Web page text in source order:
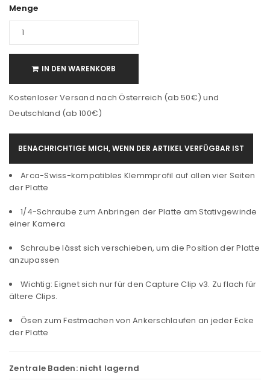
Menge
IN DEN WARENKORB
Kostenloser Versand nach Österreich (ab 50€) und
Deutschland (ab 100€)
BENACHRICHTIGE MICH, WENN DER ARTIKEL VERFÜGBAR IST
Arca-Swiss-kompatibles Klemmprofil auf allen vier Seiten
der Platte
1/4-Schraube zum Anbringen der Platte am Stativgewinde
einer Kamera
Schraube lässt sich verschieben, um die Position der Platte
anzupassen
Wichtig: Eignet sich nur für den Capture Clip v3. Zu flach für
ältere Clips.
Ösen zum Festmachen von Ankerschlaufen an jeder Ecke
der Platte
Zentrale Baden: nicht lagernd